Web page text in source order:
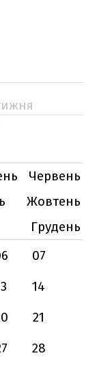
Червень
Жовтень
Грудень
07
14
21
28